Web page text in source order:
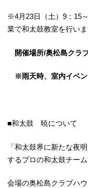
※4月23日（土）9：15
業で和太鼓教室を行い
開催場所/奥松島クラ
※雨天時、室内イベ
■和太鼓 暁について
「和太鼓界に新たな夜
するプロの和太鼓チーム
会場の奥松島クラブハ